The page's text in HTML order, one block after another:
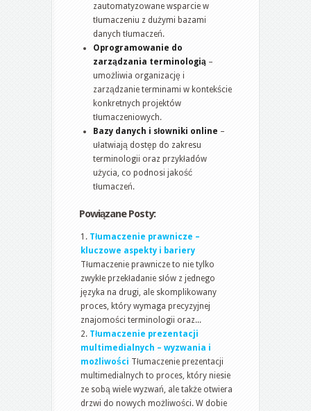
zautomatyzowane wsparcie w
tłumaczeniu z dużymi bazami
danych tłumaczeń.
Oprogramowanie do
zarządzania terminologią –
umożliwia organizację i
zarządzanie terminami w kontekście
konkretnych projektów
tłumaczeniowych.
Bazy danych i słowniki online –
ułatwiają dostęp do zakresu
terminologii oraz przykładów
użycia, co podnosi jakość
tłumaczeń.
Powiązane Posty:
Tłumaczenie prawnicze –
kluczowe aspekty i bariery
Tłumaczenie prawnicze to nie tylko
zwykłe przekładanie słów z jednego
języka na drugi, ale skomplikowany
proces, który wymaga precyzyjnej
znajomości terminologii oraz...
Tłumaczenie prezentacji
multimedialnych – wyzwania i
możliwości Tłumaczenie prezentacji
multimedialnych to proces, który niesie
ze sobą wiele wyzwań, ale także otwiera
drzwi do nowych możliwości. W dobie